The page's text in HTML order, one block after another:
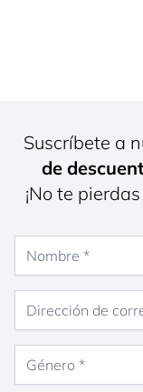
Suscríbete a
de
¡No te